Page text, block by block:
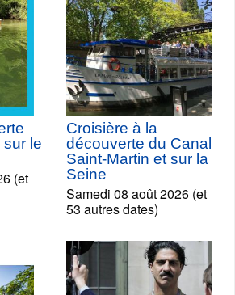
le
(et
Croisière à la
découverte du Canal
Saint-Martin et sur la
Seine
Samedi 08 août 2026 (et
53 autres dates)